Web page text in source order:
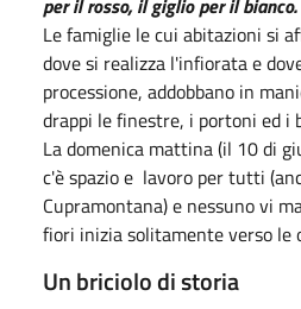
Le famiglie le cui abitazioni si
dove si realizza l'infiorata e
processione, addobbano in
drappi le finestre, i portoni ed i
La domenica mattina (il 10 di
c'è spazio e lavoro per tutti
Cupramontana) e nessuno vi
fiori inizia solitamente verso le
Un briciolo di storia